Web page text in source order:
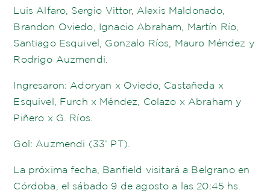
Luis Alfaro, Sergio Vittor, Alexis Maldonado,
Brandon Oviedo, Ignacio Abraham, Martín Río,
Santiago Esquivel, Gonzalo Ríos, Mauro Méndez y
Rodrigo Auzmendi.
Ingresaron: Adoryan x Oviedo, Castañeda x
Esquivel, Furch x Méndez, Colazo x Abraham y
Piñero x G. Ríos.
Gol: Auzmendi (33’ PT).
La próxima fecha, Banfield visitará a Belgrano en
Córdoba, el sábado 9 de agosto a las 20:45 hs.